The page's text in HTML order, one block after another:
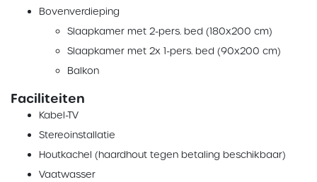
Bovenverdieping
Slaapkamer met 2-pers. bed (180x200 cm)
Slaapkamer met 2x 1-pers. bed (90x200 cm)
Balkon
Faciliteiten
Kabel-TV
Stereoinstallatie
Houtkachel (haardhout tegen betaling beschikbaar)
Vaatwasser